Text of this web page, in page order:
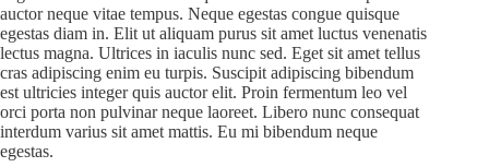
auctor neque vitae tempus. Neque egestas congue quisque
egestas diam in. Elit ut aliquam purus sit amet luctus venenatis
lectus magna. Ultrices in iaculis nunc sed. Eget sit amet tellus
cras adipiscing enim eu turpis. Suscipit adipiscing bibendum
est ultricies integer quis auctor elit. Proin fermentum leo vel
orci porta non pulvinar neque laoreet. Libero nunc consequat
interdum varius sit amet mattis. Eu mi bibendum neque
egestas.